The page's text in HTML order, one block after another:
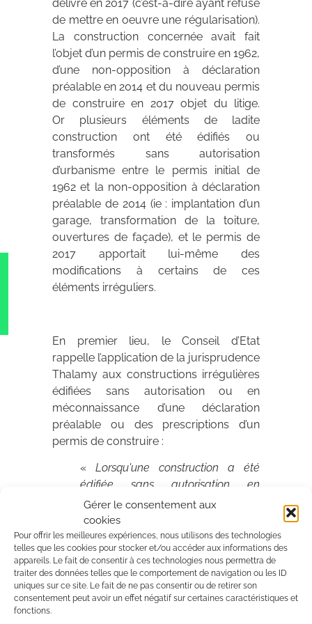
Gérer le consentement aux
cookies
Pour offrir les meilleures expériences, nous utilisons des technologies
telles que les cookies pour stocker et/ou accéder aux informations des
appareils. Le fait de consentir à ces technologies nous permettra de
traiter des données telles que le comportement de navigation ou les ID
uniques sur ce site. Le fait de ne pas consentir ou de retirer son
consentement peut avoir un effet négatif sur certaines caractéristiques et
fonctions.
délivré en 2017 (c’est-à-dire ayant refusé
de mettre en oeuvre une régularisation).
La construction concernée avait fait
l’objet d’un permis de construire en 1962,
d’une non-opposition à déclaration
préalable en 2014 et du nouveau permis
de construire en 2017 objet du litige.
Or plusieurs éléments de ladite
construction ont été édifiés ou
transformés sans autorisation
d’urbanisme entre le permis initial de
1962 et la non-opposition à déclaration
préalable de 2014 (ie : implantation d’un
garage, transformation de la toiture,
ouvertures de façade), et le permis de
2017 apportait lui-même des
modifications à certains de ces
éléments irréguliers.
En premier lieu, le Conseil d’Etat
rappelle l’application de la jurisprudence
Thalamy aux constructions irrégulières
édifiées sans autorisation ou en
méconnaissance d’une déclaration
préalable ou des prescriptions d’un
permis de construire :
« Lorsqu'une construction a été
édifiée sans autorisation en
méconnaissance des prescriptions
légales alors applicables, il
appartient au propriétaire qui
envisage d'y faire de nouveaux
travaux de présenter une demande
d'autorisation d'urbanisme portant
sur l'ensemble du bâtiment. De